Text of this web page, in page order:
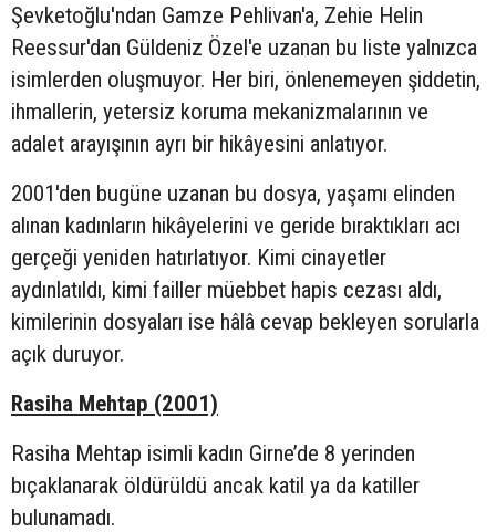
Şevketoğlu'ndan Gamze Pehlivan'a, Zehie Helin
Reessur'dan Güldeniz Özel'e uzanan bu liste yalnızca
isimlerden oluşmuyor. Her biri, önlenemeyen şiddetin,
ihmallerin, yetersiz koruma mekanizmalarının ve
adalet arayışının ayrı bir hikâyesini anlatıyor.
2001'den bugüne uzanan bu dosya, yaşamı elinden
alınan kadınların hikâyelerini ve geride bıraktıkları acı
gerçeği yeniden hatırlatıyor. Kimi cinayetler
aydınlatıldı, kimi failler müebbet hapis cezası aldı,
kimilerinin dosyaları ise hâlâ cevap bekleyen sorularla
açık duruyor.
Rasiha Mehtap (2001)
Rasiha Mehtap isimli kadın Girne’de 8 yerinden
bıçaklanarak öldürüldü ancak katil ya da katiller
bulunamadı.